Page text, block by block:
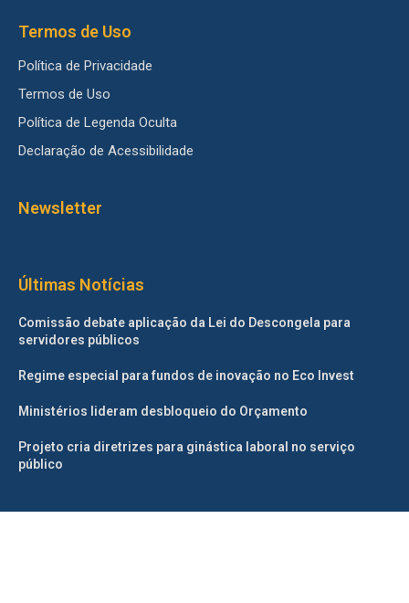
Termos de Uso
Política de Privacidade
Termos de Uso
Política de Legenda Oculta
Declaração de Acessibilidade
Newsletter
Últimas Notícias
Comissão debate aplicação da Lei do Descongela para
servidores públicos
Regime especial para fundos de inovação no Eco Invest
Ministérios lideram desbloqueio do Orçamento
Projeto cria diretrizes para ginástica laboral no serviço
público